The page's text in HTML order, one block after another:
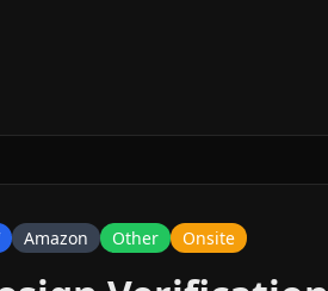
Amazon Other Onsite